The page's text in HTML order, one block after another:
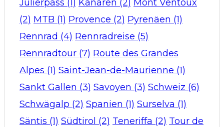
Julierpass (1) Kanaren (2) Mont Ventoux
(2) MTB (1) Provence (2) Pyrenäen (1)
Rennrad (4) Rennradreise (5)
Rennradtour (7) Route des Grandes
Alpes (1) Saint-Jean-de-Maurienne (1)
Sankt Gallen (3) Savoyen (3) Schweiz (6)
Schwägalp (2) Spanien (1) Surselva (1)
Säntis (1) Südtirol (2) Teneriffa (2) Tour de